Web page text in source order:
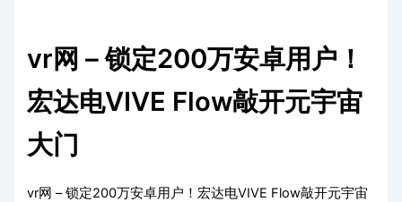
vr网 – 锁定200万安卓用户！
宏达电VIVE Flow敲开元宇宙
大门
vr网 – 锁定200万安卓用户！宏达电VIVE Flow敲开元宇宙